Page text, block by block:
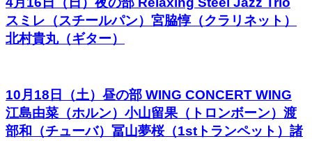
スミレ（スチールパン）宮脇惇（クラリネット）
北村貴丸（ギター）
10月18日（土）昼の部 WING CONCERT WING
江島由菜（ホルン）小山留果（トロンボーン）渡
部和（チューバ）冨山夢桜（1stトランペット）諸